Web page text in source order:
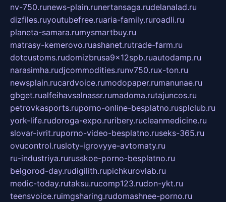
nv-750.runews-plain.runertansaga.rudelanalad.ru
dizfiles.ruyoutubefree.ruaria-family.ruroadli.ru
planeta-samara.rumysmartbuy.ru
matrasy-kemerovo.ruashanet.rutrade-farm.ru
dotcustoms.rudomizbrusa9x12spb.ruautodamp.ru
narasimha.rudjcommodities.runv750.rux-ton.ru
newsplain.rucardvoice.rumodopaper.rumanunae.ru
gbget.rualfeihavsalnassr.rumadoma.rutajuncos.ru
petrovkasports.ruporno-online-besplatno.rusplclub.ru
york-life.rudoroga-expo.ruribery.rucleanmedicine.ru
slovar-ivrit.ruporno-video-besplatno.ruseks-365.ru
ovucontrol.rusloty-igrovyye-avtomaty.ru
ru-industriya.rurusskoe-porno-besplatno.ru
belgorod-day.rudigilith.rupichkurovlab.ru
medic-today.rutaksu.rucomp123.rudon-ykt.ru
teensvoice.ruimgsharing.rudomashnee-porno.ru